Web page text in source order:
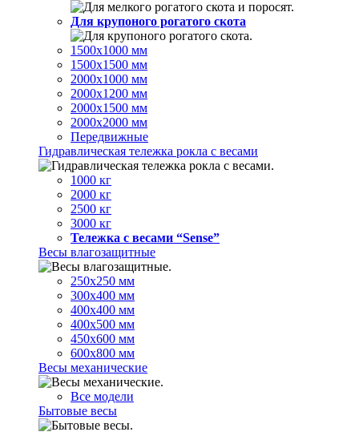
Для крупоного рогатого скота
1500х1000 мм
1500х1500 мм
2000х1000 мм
2000х1200 мм
2000х1500 мм
2000х2000 мм
Передвижные
Гидравлическая тележка рокла с весами
1000 кг
2000 кг
2500 кг
3000 кг
Тележка с весами “Sense”
Весы влагозащитные
250х250 мм
300х400 мм
400х400 мм
400х500 мм
450х600 мм
600х800 мм
Весы механические
Все модели
Бытовые весы